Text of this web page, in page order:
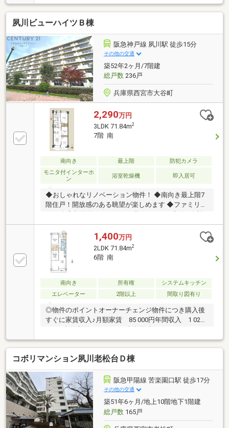
夙川ビューハイツＢ棟
阪急神戸線 夙川駅 徒歩15分
その他の交通
築52年2ヶ月/7階建
総戸数236戸
兵庫県西宮市大谷町
2,290万円
3LDK 71.84m2
7階 南
南向き 最上階
防犯カメラ
モニタ付インターホ
ン
浴室乾燥機 即入居可
◆おしゃれなリノベーション物件！ ◆南向き最上階7
階住戸！開放感のある眺望が楽しめます ◆ファミリー
用可能♪近隣にはスーパーも充実しています！
1,400万円
2LDK 71.84m2
6階 南
南向き 所有権
システムキッチン
エレベーター
2階以上 間取り図有り
◎物件のポイントオーナーチェンジ物件につき購入後
すぐに家賃収入♪月額家賃 85 000円年間収入 1 020
りのある2LDK♪収納量も豊富です♪■高層階!!眺望・陽
当たり・通風良好!!■3路線が使えて、利便性〇◎立地
のポイント■夙川グリーンプレイス 徒歩5分■生活協
同組合コープこうべ コープミニ大谷 徒歩3分■パル・
ヤマト夙川店 徒歩6分■いかりスーパーマーケット芦
屋店 徒歩9分不動産投資ローンなど、お気軽にご相
談ください♪
コボリマンション夙川老松台Ｄ棟
阪急甲陽線 苦楽園口駅 徒歩17分
その他の交通
築51年6ヶ月/地上10階地下1階建
総戸数165戸